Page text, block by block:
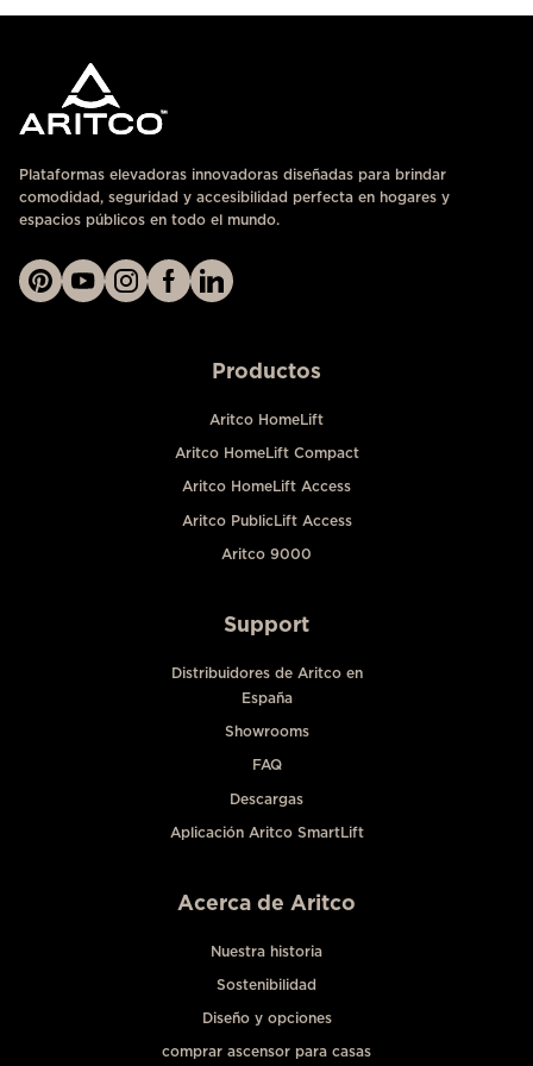
Plataformas elevadoras innovadoras diseñadas para brindar
comodidad, seguridad y accesibilidad perfecta en hogares y
espacios públicos en todo el mundo.
Productos
Aritco HomeLift
Aritco HomeLift Compact
Aritco HomeLift Access
Aritco PublicLift Access
Aritco 9000
Support
Distribuidores de Aritco en
España
Showrooms
FAQ
Descargas
Aplicación Aritco SmartLift
Acerca de Aritco
Nuestra historia
Sostenibilidad
Diseño y opciones
comprar ascensor para casas